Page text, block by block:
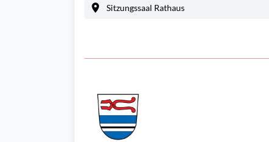
Sitzungssaal Rathaus